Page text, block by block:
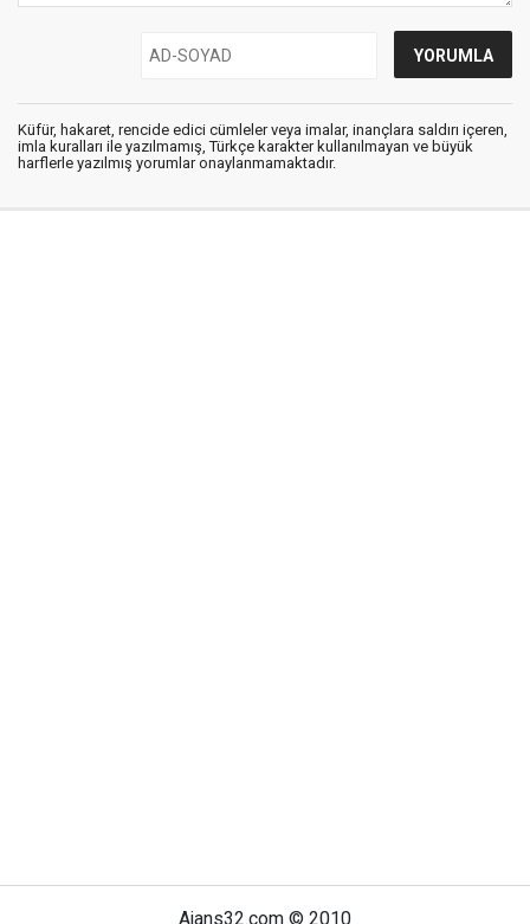
Küfür, hakaret, rencide edici cümleler veya imalar, inançlara saldırı içeren,
imla kuralları ile yazılmamış, Türkçe karakter kullanılmayan ve büyük
harflerle yazılmış yorumlar onaylanmamaktadır.
Ajans32.com © 2010